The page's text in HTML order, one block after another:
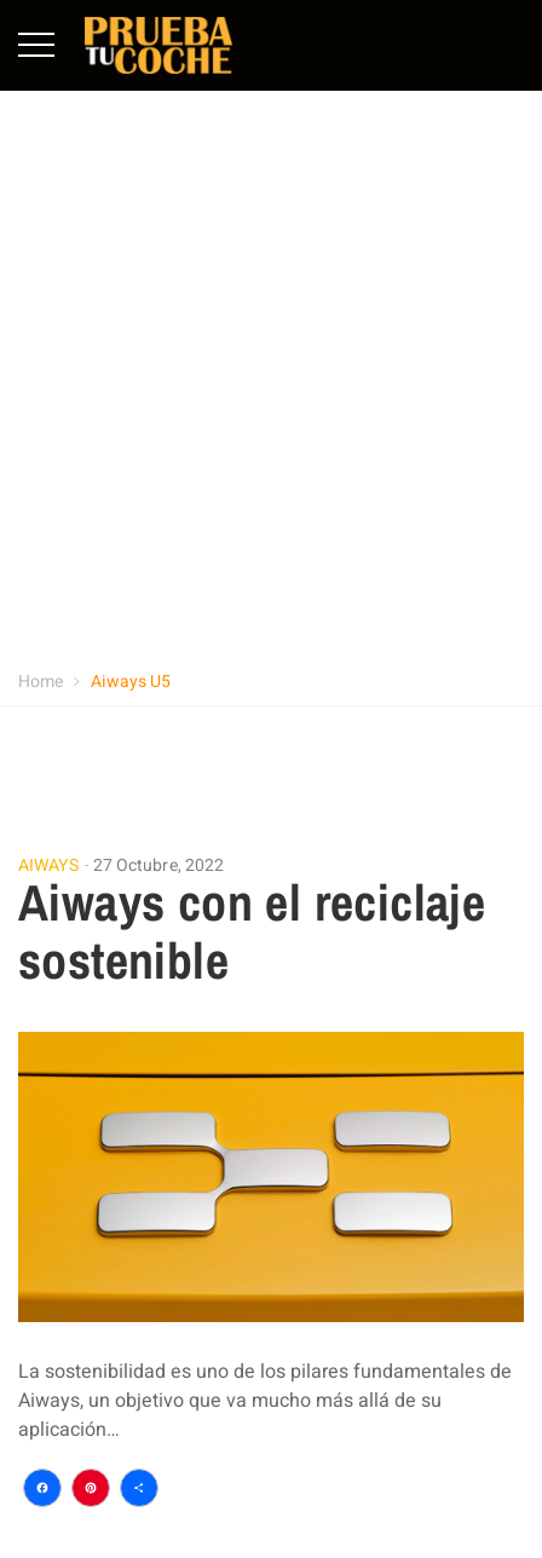
Home Aiways U5
AIWAYS 27 Octubre, 2022
Aiways con el reciclaje
sostenible
La sostenibilidad es uno de los pilares fundamentales de
Aiways, un objetivo que va mucho más allá de su
aplicación…
Facebook
Pinterest
Compartir